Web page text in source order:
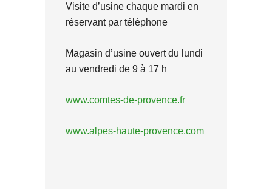
Visite d’usine chaque mardi en
réservant par téléphone
Magasin d’usine ouvert du lundi
au vendredi de 9 à 17 h
www.comtes-de-provence.fr
www.alpes-haute-provence.com